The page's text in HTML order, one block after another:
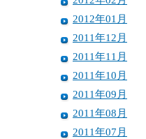
2012年01月
2011年12月
2011年11月
2011年10月
2011年09月
2011年08月
2011年07月